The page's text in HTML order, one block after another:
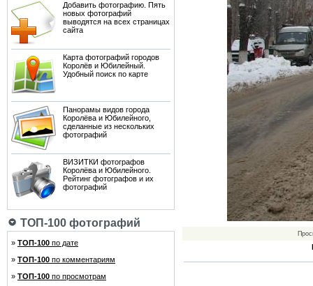
Добавить фотографию. Пять
новых фотографий
выводятся на всех страницах
сайта
Карта фотографий городов
Королёв и Юбилейный.
Удобный поиск по карте
Панорамы видов города
Королёва и Юбилейного,
сделанные из нескольких
фотографий
ВИЗИТКИ фотографов
Королёва и Юбилейного.
Рейтинг фотографов и их
фотографий
ТОП-100 фотографий
» ТОП-100 по дате
» ТОП-100 по комментариям
» ТОП-100 по просмотрам